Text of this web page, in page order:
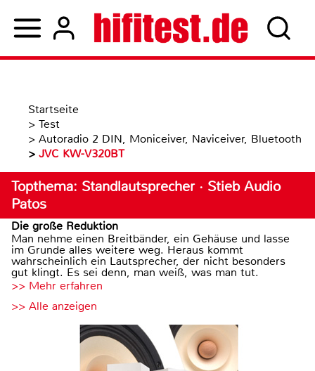
Startseite
> Test
> Autoradio 2 DIN, Moniceiver, Naviceiver, Bluetooth
> JVC KW-V320BT
Topthema: Standlautsprecher · Stieb Audio
Patos
Die große Reduktion
Man nehme einen Breitbänder, ein Gehäuse und lasse
im Grunde alles weitere weg. Heraus kommt
wahrscheinlich ein Lautsprecher, der nicht besonders
gut klingt. Es sei denn, man weiß, was man tut.
>> Mehr erfahren
>> Alle anzeigen